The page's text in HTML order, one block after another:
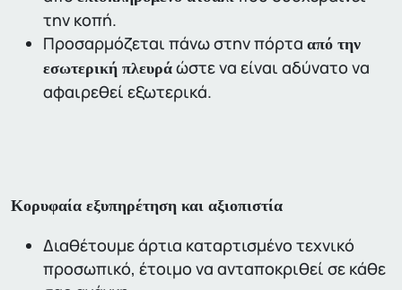
την κοπή.
Προσαρμόζεται πάνω στην πόρτα από την
εσωτερική πλευρά ώστε να είναι αδύνατο να
αφαιρεθεί εξωτερικά.
Κορυφαία εξυπηρέτηση και αξιοπιστία
Διαθέτουμε άρτια καταρτισμένο τεχνικό
προσωπικό, έτοιμο να ανταποκριθεί σε κάθε